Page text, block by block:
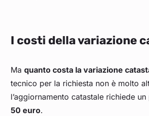
I costi della variazione
Maquanto costa la variazione
tecnico per la richiesta non è molto
l’aggiornamento catastale richiede
50 euro.